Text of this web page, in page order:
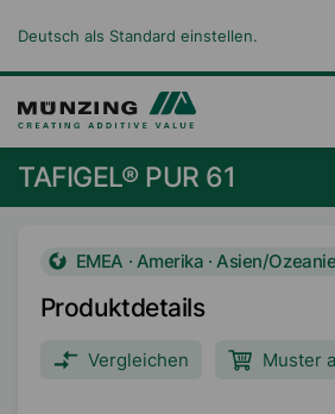
Deutsch als Standard einstellen.
TAFIGEL® PUR 61
EMEA · Amerika · Asien/
Produktdetails
Vergleichen Muster